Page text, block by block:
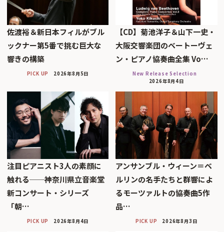
佐渡裕＆新日本フィルがブル
ックナー第5番で挑む巨大な
響きの構築
PICK UP 2026年8月5日
【CD】菊池洋子＆山下一史・
大阪交響楽団のベートーヴェ
ン・ピアノ協奏曲全集 Vo…
New Release Selection
2026年8月4日
注目ピアニスト3人の素顔に
触れる──神奈川県立音楽堂
新コンサート・シリーズ
「朝…
PICK UP 2026年8月4日
アンサンブル・ウィーン＝ベ
ルリンの名手たちと群響によ
るモーツァルトの協奏曲5作
品…
PICK UP 2026年8月3日